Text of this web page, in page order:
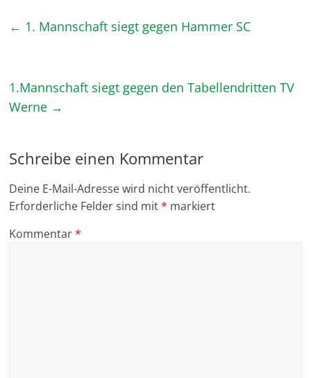
← 1. Mannschaft siegt gegen Hammer SC
1.Mannschaft siegt gegen den Tabellendritten TV
Werne →
Schreibe einen Kommentar
Deine E-Mail-Adresse wird nicht veröffentlicht.
Erforderliche Felder sind mit* markiert
Kommentar*